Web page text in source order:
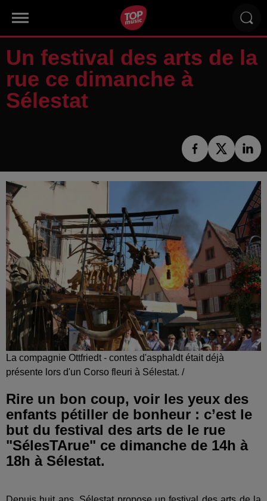
Un festival des arts de la
rue ce dimanche à
Sélestat
La compagnie Ottfriedt - contes d'asphaldt était déjà
présente lors d'un Corso fleuri à Sélestat. /
Rire un bon coup, voir les yeux des
enfants pétiller de bonheur : c’est le
but du festival des arts de le rue
"SélesTArue" ce dimanche de 14h à
18h à Sélestat.